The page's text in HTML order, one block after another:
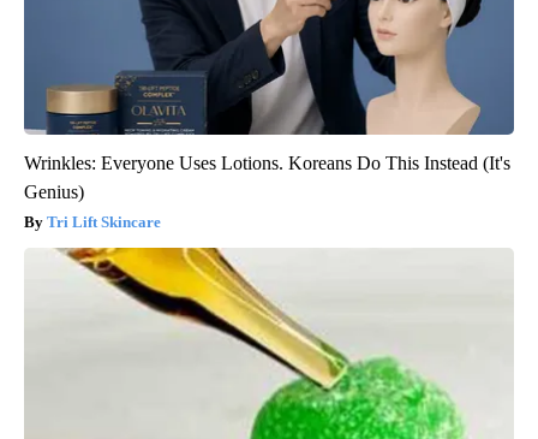
Wrinkles: Everyone Uses Lotions. Koreans Do This Instead (It's
Genius)
Tri Lift Skincare